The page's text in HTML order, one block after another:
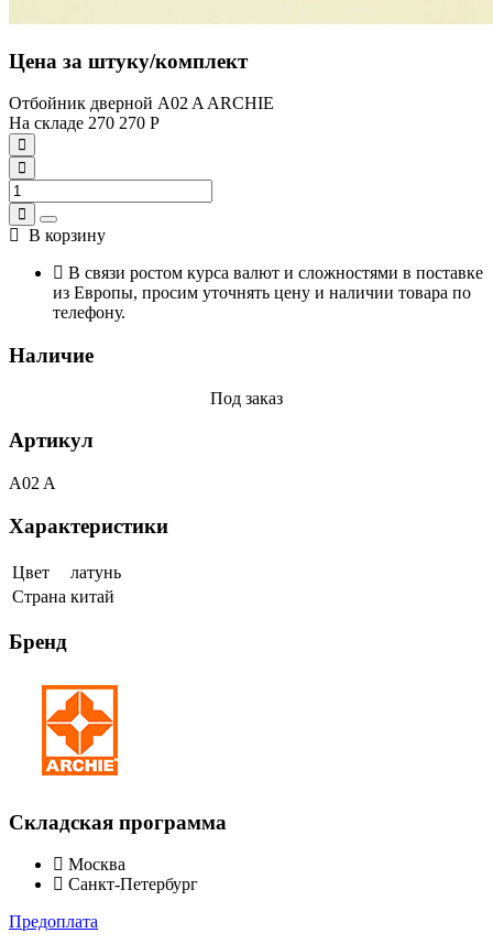
Цена за штуку/комплект
Отбойник дверной A02 A ARCHIE
На складе 270 270 Р
В корзину
В связи ростом курса валют и сложностями в поставке
из Европы, просим уточнять цену и наличии товара по
телефону.
Наличие
Под заказ
Артикул
A02 A
Характеристики
Цвет
латунь
Страна китай
Бренд
Складская программа
Москва
Санкт-Петербург
Предоплата